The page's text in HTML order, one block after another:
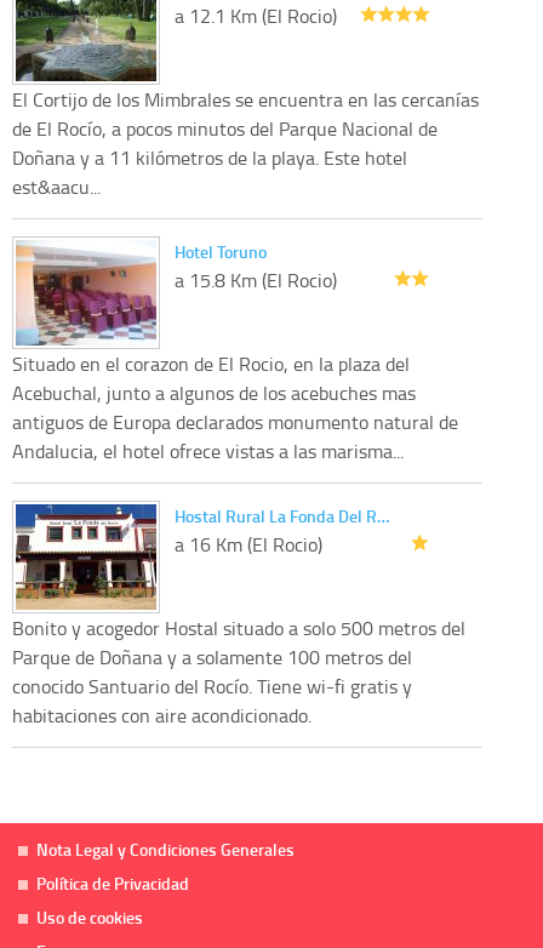
a 12.1 Km (El Rocio)
El Cortijo de los Mimbrales se encuentra en las cercanías
de El Rocío, a pocos minutos del Parque Nacional de
Doñana y a 11 kilómetros de la playa. Este hotel
est&aacu...
Hotel Toruno
a 15.8 Km (El Rocio)
Situado en el corazon de El Rocio, en la plaza del
Acebuchal, junto a algunos de los acebuches mas
antiguos de Europa declarados monumento natural de
Andalucia, el hotel ofrece vistas a las marisma...
Hostal Rural La Fonda Del R…
a 16 Km (El Rocio)
Bonito y acogedor Hostal situado a solo 500 metros del
Parque de Doñana y a solamente 100 metros del
conocido Santuario del Rocío. Tiene wi-fi gratis y
habitaciones con aire acondicionado.
Nota Legal y Condiciones Generales
Política de Privacidad
Uso de cookies